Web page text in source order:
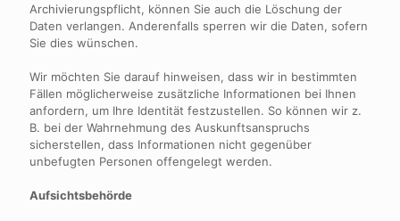
Archivierungspflicht, können Sie auch die Löschung der
Daten verlangen. Anderenfalls sperren wir die Daten, sofern
Sie dies wünschen.
Wir möchten Sie darauf hinweisen, dass wir in bestimmten
Fällen möglicherweise zusätzliche Informationen bei Ihnen
anfordern, um Ihre Identität festzustellen. So können wir z.
B. bei der Wahrnehmung des Auskunftsanspruchs
sicherstellen, dass Informationen nicht gegenüber
unbefugten Personen offengelegt werden.
Aufsichtsbehörde